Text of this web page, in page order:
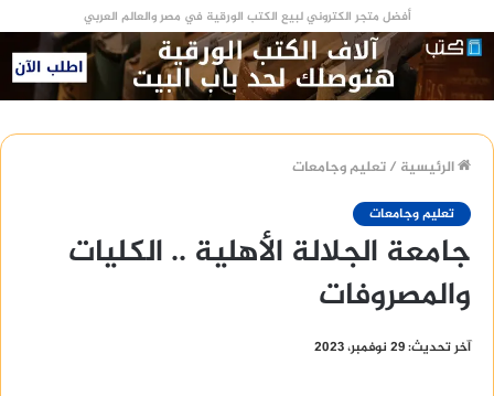
أفضل متجر الكتروني لبيع الكتب الورقية في مصر والعالم العربي
الرئيسية /تعليم وجامعات
تعليم وجامعات
جامعة الجلالة الأهلية .. الكليات
والمصروفات
آخر تحديث: 29 نوفمبر، 2023